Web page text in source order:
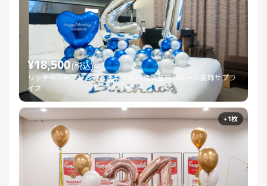
¥18,500(税込)
リッチモンドプレミアム浅草での27歳誕生日バルーン装飾サプラ
イズ
+1枚